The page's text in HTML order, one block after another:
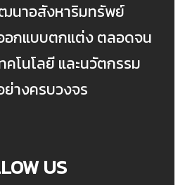
นาอสังหาริมทรัพย์
อกแบบตกแต่ง ตลอดจน
คโนโลยี และนวัตกรรม
างครบวงจร
US